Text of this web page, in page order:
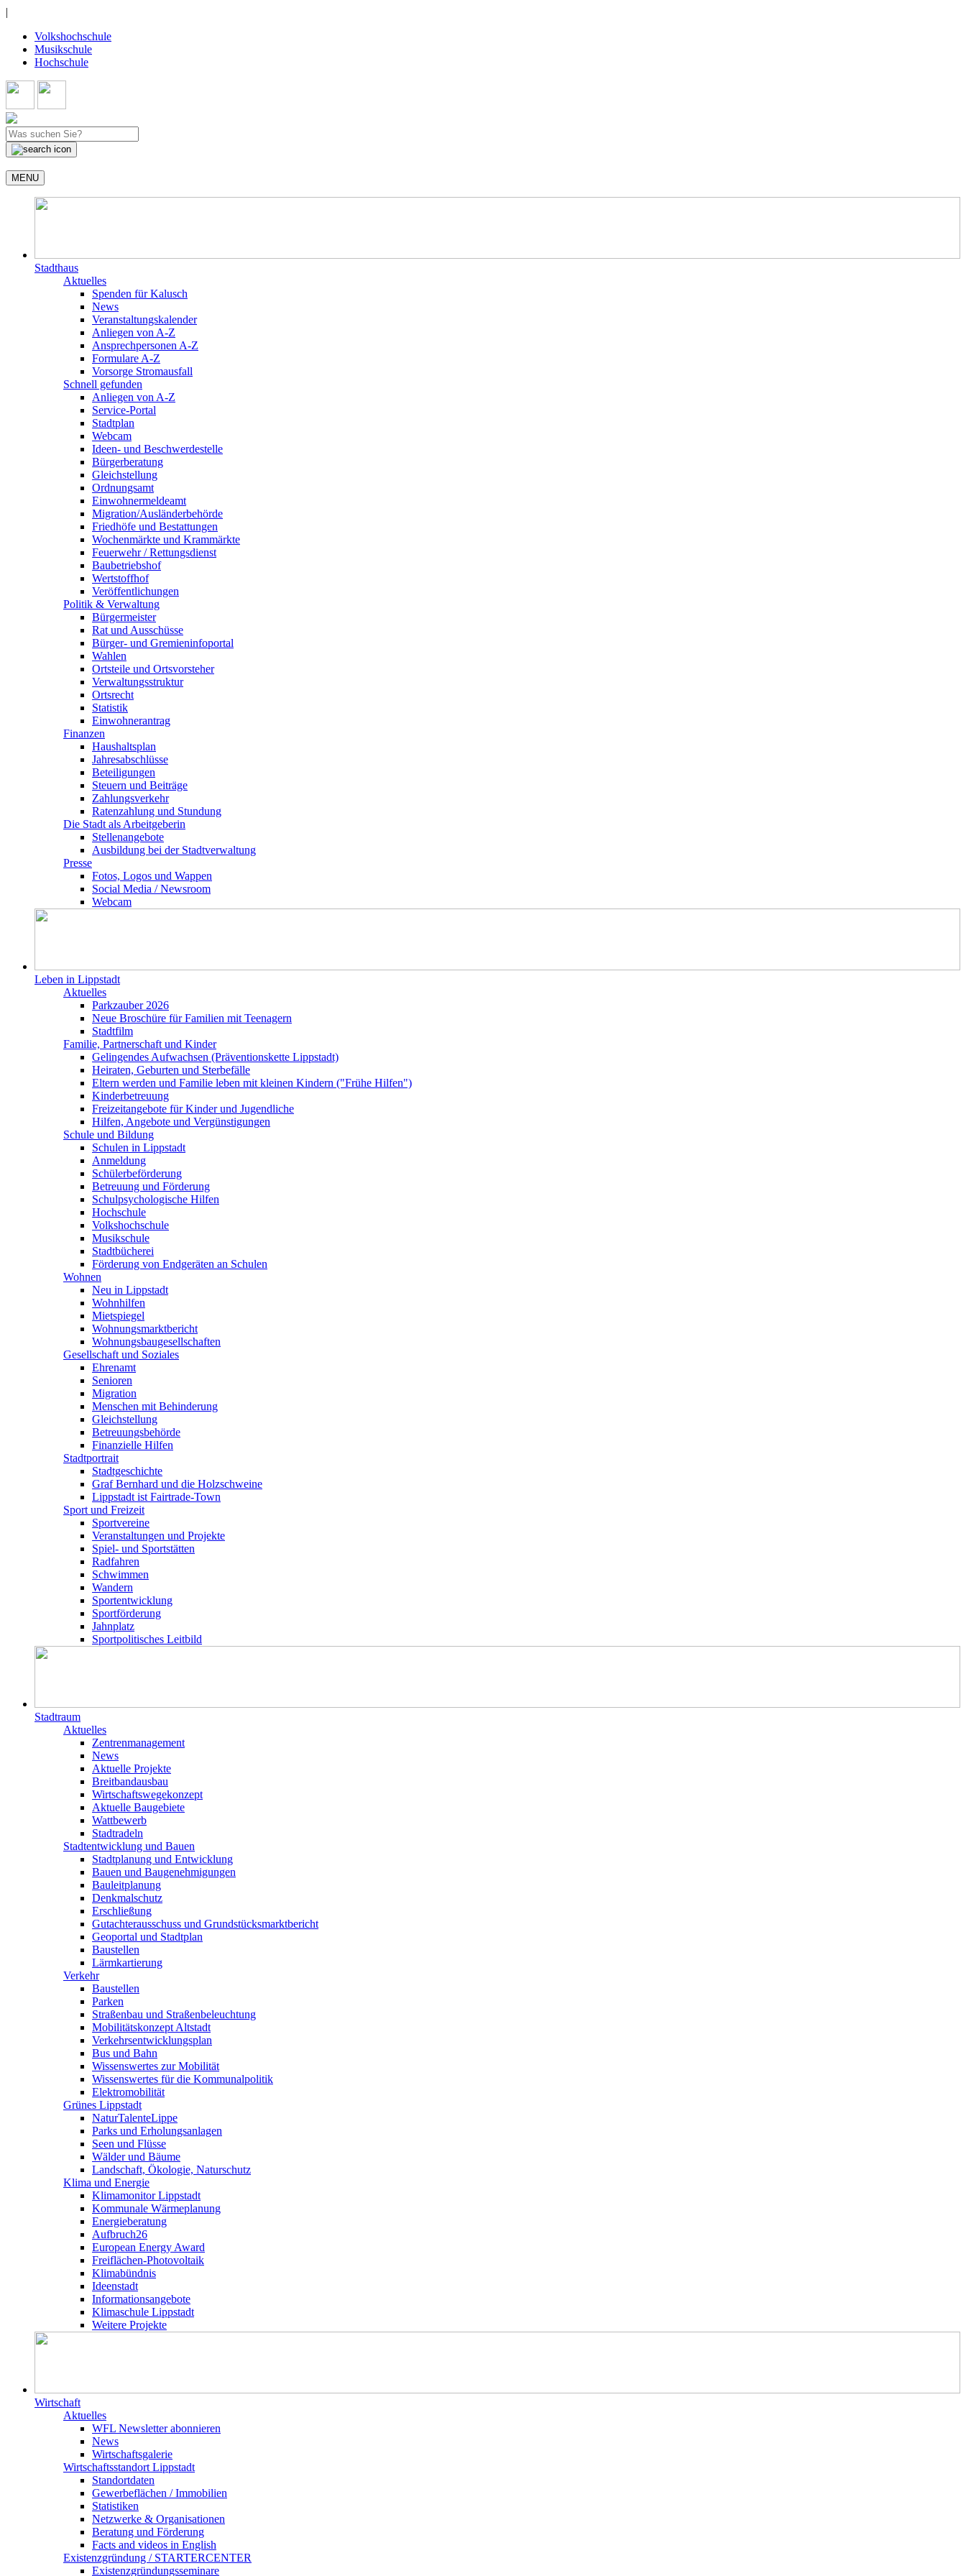
|
Volkshochschule
Musikschule
Hochschule
MENU
Stadthaus
Aktuelles
Spenden für Kalusch
News
Veranstaltungskalender
Anliegen von A-Z
Ansprechpersonen A-Z
Formulare A-Z
Vorsorge Stromausfall
Schnell gefunden
Anliegen von A-Z
Service-Portal
Stadtplan
Webcam
Ideen- und Beschwerdestelle
Bürgerberatung
Gleichstellung
Ordnungsamt
Einwohnermeldeamt
Migration/Ausländerbehörde
Friedhöfe und Bestattungen
Wochenmärkte und Krammärkte
Feuerwehr / Rettungsdienst
Baubetriebshof
Wertstoffhof
Veröffentlichungen
Politik & Verwaltung
Bürgermeister
Rat und Ausschüsse
Bürger- und Gremieninfoportal
Wahlen
Ortsteile und Ortsvorsteher
Verwaltungsstruktur
Ortsrecht
Statistik
Einwohnerantrag
Finanzen
Haushaltsplan
Jahresabschlüsse
Beteiligungen
Steuern und Beiträge
Zahlungsverkehr
Ratenzahlung und Stundung
Die Stadt als Arbeitgeberin
Stellenangebote
Ausbildung bei der Stadtverwaltung
Presse
Fotos, Logos und Wappen
Social Media / Newsroom
Webcam
Leben in Lippstadt
Aktuelles
Parkzauber 2026
Neue Broschüre für Familien mit Teenagern
Stadtfilm
Familie, Partnerschaft und Kinder
Gelingendes Aufwachsen (Präventionskette Lippstadt)
Heiraten, Geburten und Sterbefälle
Eltern werden und Familie leben mit kleinen Kindern ("Frühe Hilfen")
Kinderbetreuung
Freizeitangebote für Kinder und Jugendliche
Hilfen, Angebote und Vergünstigungen
Schule und Bildung
Schulen in Lippstadt
Anmeldung
Schülerbeförderung
Betreuung und Förderung
Schulpsychologische Hilfen
Hochschule
Volkshochschule
Musikschule
Stadtbücherei
Förderung von Endgeräten an Schulen
Wohnen
Neu in Lippstadt
Wohnhilfen
Mietspiegel
Wohnungsmarktbericht
Wohnungsbaugesellschaften
Gesellschaft und Soziales
Ehrenamt
Senioren
Migration
Menschen mit Behinderung
Gleichstellung
Betreuungsbehörde
Finanzielle Hilfen
Stadtportrait
Stadtgeschichte
Graf Bernhard und die Holzschweine
Lippstadt ist Fairtrade-Town
Sport und Freizeit
Sportvereine
Veranstaltungen und Projekte
Spiel- und Sportstätten
Radfahren
Schwimmen
Wandern
Sportentwicklung
Sportförderung
Jahnplatz
Sportpolitisches Leitbild
Stadtraum
Aktuelles
Zentrenmanagement
News
Aktuelle Projekte
Breitbandausbau
Wirtschaftswegekonzept
Aktuelle Baugebiete
Wattbewerb
Stadtradeln
Stadtentwicklung und Bauen
Stadtplanung und Entwicklung
Bauen und Baugenehmigungen
Bauleitplanung
Denkmalschutz
Erschließung
Gutachterausschuss und Grundstücksmarktbericht
Geoportal und Stadtplan
Baustellen
Lärmkartierung
Verkehr
Baustellen
Parken
Straßenbau und Straßenbeleuchtung
Mobilitätskonzept Altstadt
Verkehrsentwicklungsplan
Bus und Bahn
Wissenswertes zur Mobilität
Wissenswertes für die Kommunalpolitik
Elektromobilität
Grünes Lippstadt
NaturTalenteLippe
Parks und Erholungsanlagen
Seen und Flüsse
Wälder und Bäume
Landschaft, Ökologie, Naturschutz
Klima und Energie
Klimamonitor Lippstadt
Kommunale Wärmeplanung
Energieberatung
Aufbruch26
European Energy Award
Freiflächen-Photovoltaik
Klimabündnis
Ideenstadt
Informationsangebote
Klimaschule Lippstadt
Weitere Projekte
Wirtschaft
Aktuelles
WFL Newsletter abonnieren
News
Wirtschaftsgalerie
Wirtschafts­­standort Lippstadt
Standortdaten
Gewerbeflächen / Immobilien
Statistiken
Netzwerke & Organisationen
Beratung und Förderung
Facts and videos in English
Existenz­gründung / STARTERCENTER
Existenzgründungsseminare